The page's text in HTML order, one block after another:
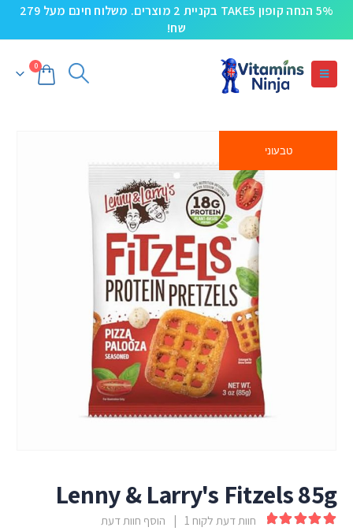
5% הנחה קופון TAKE5 בקניית 2 מוצרים. משלוח חינם מעל 279
שח!
0
טבעוני
Lenny & Larry's Fitzels 85g
חוות דעת לקוח 1 הוסף חוות דעת